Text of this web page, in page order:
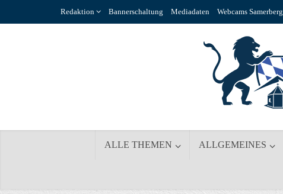
Redaktion Bannerschaltung Mediadaten Webcams Samerberg
ALLE THEMEN ALLGEMEINES